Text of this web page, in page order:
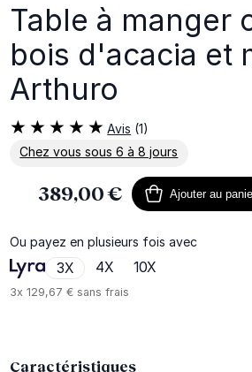
Table à manger
bois d'acacia et
Arthuro
Avis (1)
Chez vous sous 6 à 8 jours
En savoir plus sur la livraison
389,00 € Ajouter au
Ou payez en plusieurs fois avec
3X 4X 10X
3x129,67 € sans frais
Caractéristiques